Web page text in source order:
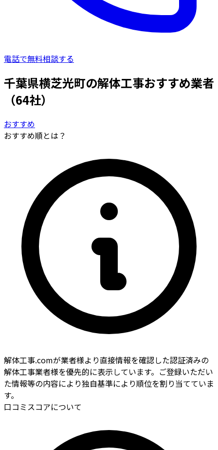
電話で無料相談する
千葉県横芝光町の解体工事おすすめ業者
（64社）
おすすめ
おすすめ順とは？
解体工事.comが業者様より直接情報を確認した認証済みの
解体工事業者様を優先的に表示しています。ご登録いただい
た情報等の内容により独自基準により順位を割り当てていま
す。
口コミスコアについて